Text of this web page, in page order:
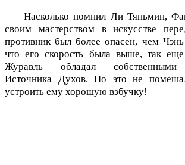
Насколько помнил Ли Тяньмин,
своим мастерством в искусстве
противник был более опасен, чем
что его скорость была выше, так
Журавль обладал собственными
Источника Духов. Но это не
устроить ему хорошую взбучку!